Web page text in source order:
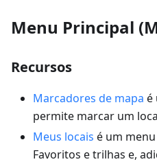
Menu Principal
Recursos
Marcadores de mapa é
permite marcar um
Meus locais é um
Favoritos e trilhas e,